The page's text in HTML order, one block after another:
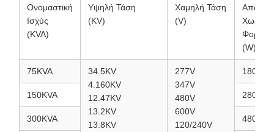
Ονομαστική
Ισχύς
(KVA)
Υψηλή Τάση
(KV)
Χαμηλή Τάση
(V)
Χωρίς
Φορτίο
(W)
75KVA
34.5KV
4.160KV
12.47KV
13.2KV
13.8KV
277V
347V
480V
600V
120/240V
180
150KVA 280
300KVA 480